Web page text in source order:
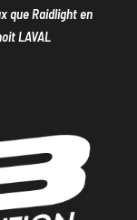
que Raidlight en
LAVAL